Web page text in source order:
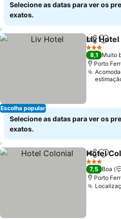
Selecione as datas para ver os
exatos.
Escolha popular
Partilhar
Liv Hotel
3 Estrelas
8,1 Muito
Porto
Selecione as datas para ver os
exatos.
Partilhar
Hotel
3 Estrelas
7,5 Boa
Porto